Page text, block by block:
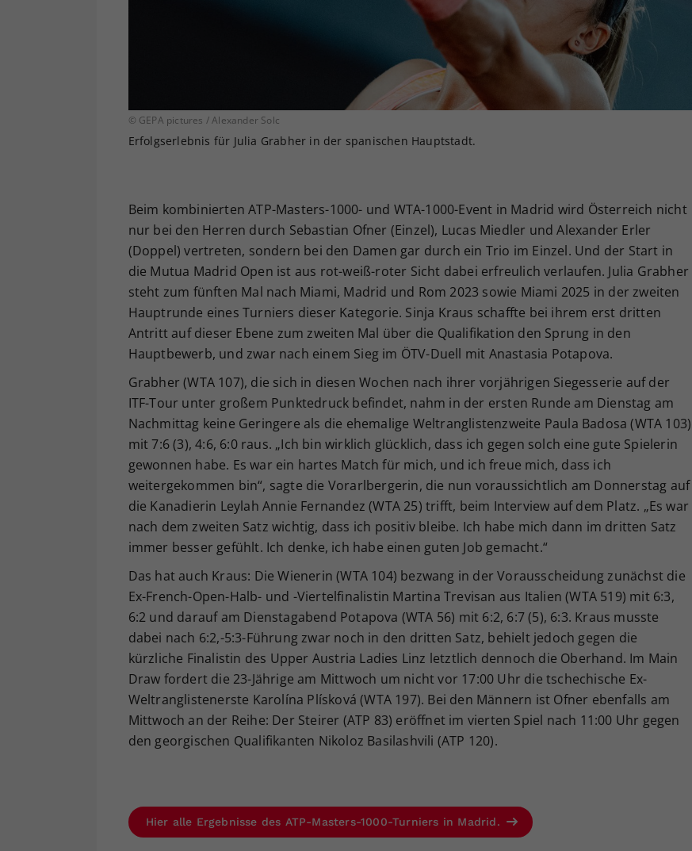
© GEPA pictures / Alexander Solc
Erfolgserlebnis für Julia Grabher in der spanischen Hauptstadt.
Beim kombinierten ATP-Masters-1000- und WTA-1000-Event in Madrid wird Österreich nicht
nur bei den Herren durch Sebastian Ofner (Einzel), Lucas Miedler und Alexander Erler
(Doppel) vertreten, sondern bei den Damen gar durch ein Trio im Einzel. Und der Start in
die Mutua Madrid Open ist aus rot-weiß-roter Sicht dabei erfreulich verlaufen. Julia Grabher
steht zum fünften Mal nach Miami, Madrid und Rom 2023 sowie Miami 2025 in der zweiten
Hauptrunde eines Turniers dieser Kategorie. Sinja Kraus schaffte bei ihrem erst dritten
Antritt auf dieser Ebene zum zweiten Mal über die Qualifikation den Sprung in den
Hauptbewerb, und zwar nach einem Sieg im ÖTV-Duell mit Anastasia Potapova.
Grabher (WTA 107), die sich in diesen Wochen nach ihrer vorjährigen Siegesserie auf der
ITF-Tour unter großem Punktedruck befindet, nahm in der ersten Runde am Dienstag am
Nachmittag keine Geringere als die ehemalige Weltranglistenzweite Paula Badosa (WTA 103)
mit 7:6 (3), 4:6, 6:0 raus. „Ich bin wirklich glücklich, dass ich gegen solch eine gute Spielerin
gewonnen habe. Es war ein hartes Match für mich, und ich freue mich, dass ich
weitergekommen bin“, sagte die Vorarlbergerin, die nun voraussichtlich am Donnerstag auf
die Kanadierin Leylah Annie Fernandez (WTA 25) trifft, beim Interview auf dem Platz. „Es war
nach dem zweiten Satz wichtig, dass ich positiv bleibe. Ich habe mich dann im dritten Satz
immer besser gefühlt. Ich denke, ich habe einen guten Job gemacht.“
Das hat auch Kraus: Die Wienerin (WTA 104) bezwang in der Vorausscheidung zunächst die
Ex-French-Open-Halb- und -Viertelfinalistin Martina Trevisan aus Italien (WTA 519) mit 6:3,
6:2 und darauf am Dienstagabend Potapova (WTA 56) mit 6:2, 6:7 (5), 6:3. Kraus musste
dabei nach 6:2,-5:3-Führung zwar noch in den dritten Satz, behielt jedoch gegen die
kürzliche Finalistin des Upper Austria Ladies Linz letztlich dennoch die Oberhand. Im Main
Draw fordert die 23-Jährige am Mittwoch um nicht vor 17:00 Uhr die tschechische Ex-
Weltranglistenerste Karolína Plísková (WTA 197). Bei den Männern ist Ofner ebenfalls am
Mittwoch an der Reihe: Der Steirer (ATP 83) eröffnet im vierten Spiel nach 11:00 Uhr gegen
den georgischen Qualifikanten Nikoloz Basilashvili (ATP 120).
Hier alle Ergebnisse des ATP-Masters-1000-Turniers in Madrid.
Ihrer vorgenommen Einstellungen, falls der
Webseiten-Betreiber dies eingestellt hat.